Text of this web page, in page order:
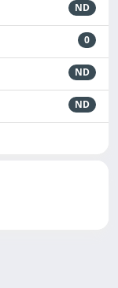
ND
0
ND
ND